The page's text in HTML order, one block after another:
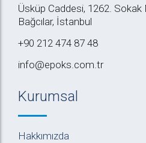
Üsküp Caddesi, 1262.
Bağcılar, İstanbul
+90 212 474 87 48
info@epoks.com.tr
Kurumsal
Hakkımızda